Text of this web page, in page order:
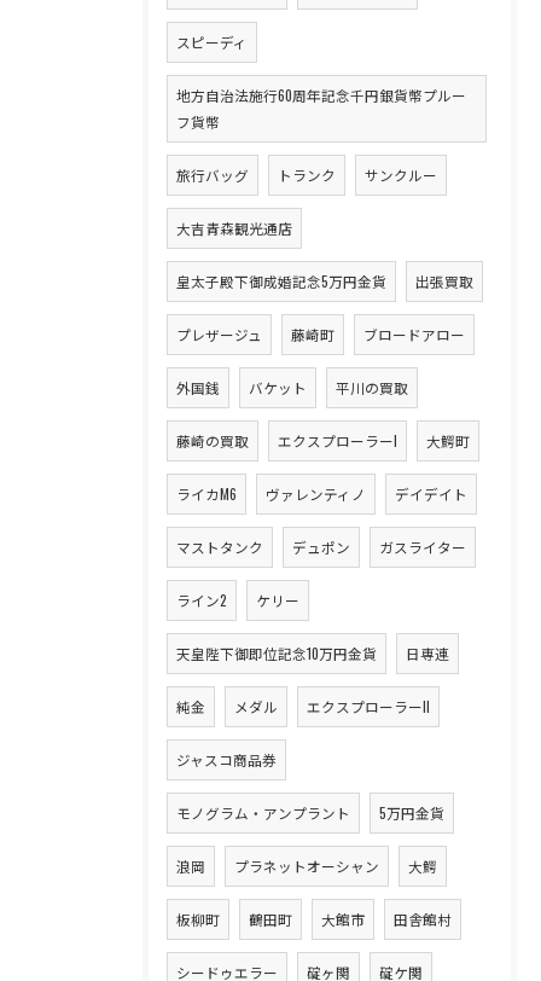
スピーディ
地方自治法施行60周年記念千円銀貨幣プルー
フ貨幣
旅行バッグ トランク サンクルー
大吉青森観光通店
皇太子殿下御成婚記念5万円金貨 出張買取
プレザージュ 藤崎町 ブロードアロー
外国銭 バケット 平川の買取
藤崎の買取 エクスプローラーI 大鰐町
ライカM6 ヴァレンティノ デイデイト
マストタンク デュポン ガスライター
ライン2 ケリー
天皇陛下御即位記念10万円金貨 日専連
純金 メダル エクスプローラーII
ジャスコ商品券
モノグラム・アンプラント 5万円金貨
浪岡 プラネットオーシャン 大鰐
板柳町 鶴田町 大館市 田舎館村
シードゥエラー 碇ヶ関 碇ケ関